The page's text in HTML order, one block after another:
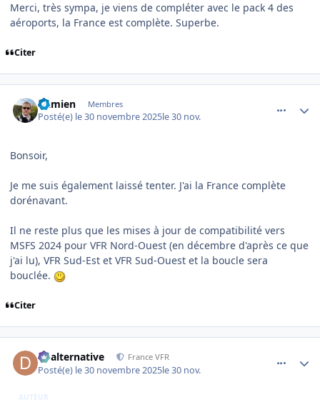
Merci, très sympa, je viens de compléter avec le pack 4 des
aéroports, la France est complète. Superbe.
Citer
Damien Membres
Posté(e) le 30 novembre 2025le 30 nov.
Bonsoir,
Je me suis également laissé tenter. J'ai la France complète
dorénavant.
Il ne reste plus que les mises à jour de compatibilité vers
MSFS 2024 pour VFR Nord-Ouest (en décembre d'après ce que
j'ai lu), VFR Sud-Est et VFR Sud-Ouest et la boucle sera
bouclée.
Citer
dbalternative France VFR
Posté(e) le 30 novembre 2025le 30 nov.
AUTEUR